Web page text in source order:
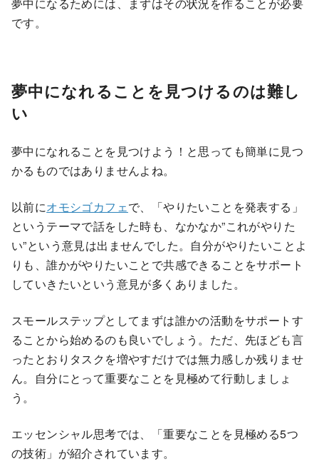
です。
夢中になれることを見つけるのは難し
い
夢中になれることを見つけよう！と思っても簡単に見つ
かるものではありませんよね。
以前にオモシゴカフェで、「やりたいことを発表する」
というテーマで話をした時も、なかなか”これがやりた
い”という意見は出ませんでした。自分がやりたいことよ
りも、誰かがやりたいことで共感できることをサポート
していきたいという意見が多くありました。
スモールステップとしてまずは誰かの活動をサポートす
ることから始めるのも良いでしょう。ただ、先ほども言
ったとおりタスクを増やすだけでは無力感しか残りませ
ん。自分にとって重要なことを見極めて行動しましょ
う。
エッセンシャル思考では、「重要なことを見極める5つ
の技術」が紹介されています。